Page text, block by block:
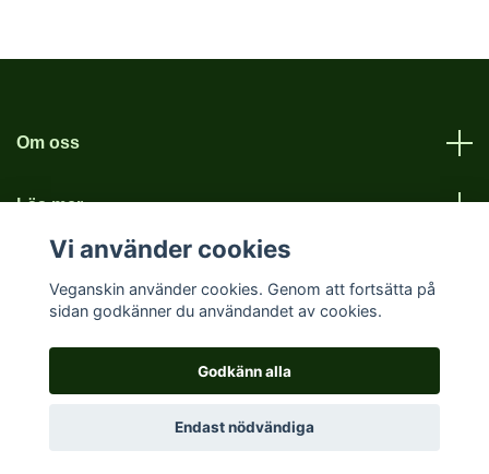
Om oss
Läs mer
© 2026 Vegan skin
Vi använder cookies
Veganskin använder cookies. Genom att fortsätta på
sidan godkänner du användandet av cookies.
Godkänn alla
Endast nödvändiga